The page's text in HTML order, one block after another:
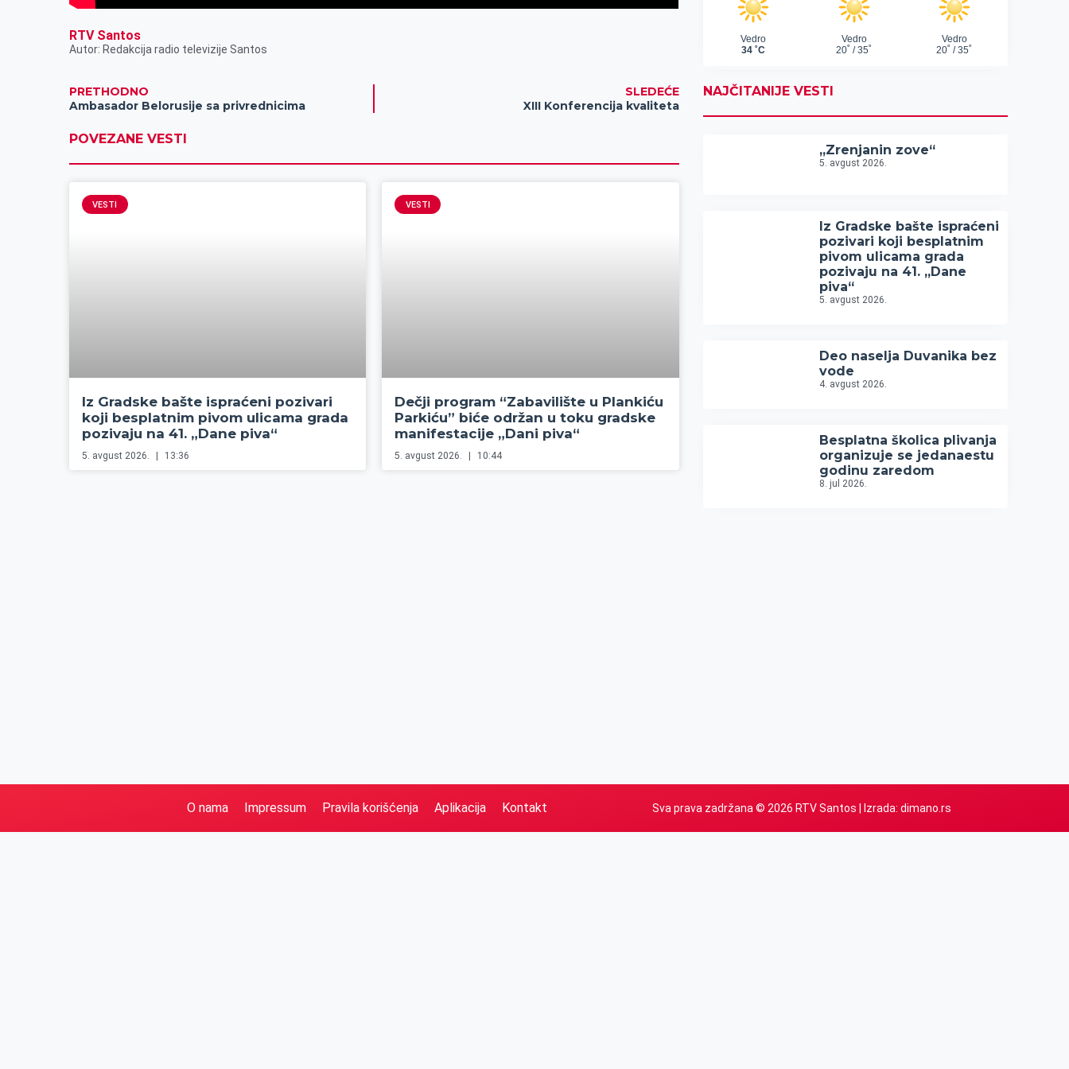
RTV Santos
Autor: Redakcija radio televizije Santos
PRETHODNO
Ambasador Belorusije sa privrednicima
SLEDEĆE
XIII Konferencija kvaliteta
POVEZANE VESTI
VESTI
Iz Gradske bašte ispraćeni pozivari
koji besplatnim pivom ulicama grada
pozivaju na 41. „Dane piva“
5. avgust 2026. 13:36
VESTI
Dečji program “Zabavilište u Plankiću
Parkiću” biće održan u toku gradske
manifestacije „Dani piva“
5. avgust 2026. 10:44
NAJČITANIJE VESTI
„Zrenjanin zove“
5. avgust 2026.
Iz Gradske bašte ispraćeni
pozivari koji besplatnim
pivom ulicama grada
pozivaju na 41. „Dane
piva“
5. avgust 2026.
Deo naselja Duvanika bez
vode
4. avgust 2026.
Besplatna školica plivanja
organizuje se jedanaestu
godinu zaredom
8. jul 2026.
O nama Impressum Pravila korišćenja Aplikacija Kontakt Sva prava zadržana © 2026 RTV Santos | Izrada: dimano.rs